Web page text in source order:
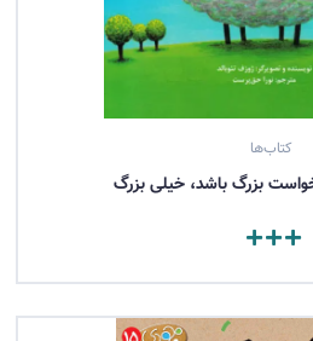
کتاب‌ها
بزرگ باشد، خیلی بزرگ
مشاهده کتاب